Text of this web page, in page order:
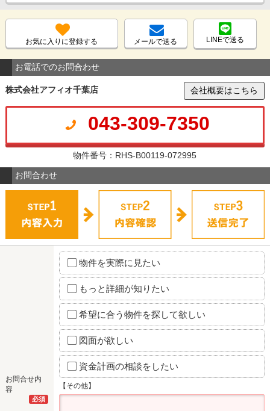
お気に入りに登録する メールで送る LINEで送る
お電話でのお問合わせ
株式会社アフィオ千葉店 会社概要はこちら
043-309-7350
物件番号：RHS-B00119-072995
お問合わせ
お問合せ内
容
必須
物件を実際に見たい
もっと詳細が知りたい
希望に合う物件を探して欲しい
図面が欲しい
資金計画の相談をしたい
【その他】